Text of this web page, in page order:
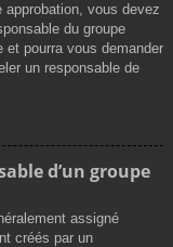
vous devez
du groupe
et pourra vous demander
un responsable de
d’un groupe
assigné
créés par un